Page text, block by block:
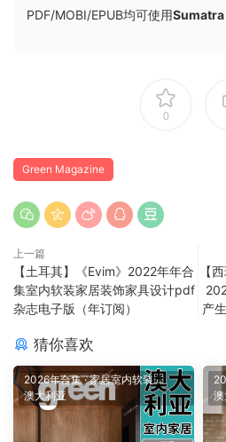
PDF/MOBI/EPUB均可使用Sumatra
0
Green Magazine
上一篇
【土耳其】《Evim》2022年年合
集室内软装家居装饰家具设计pdf
杂志电子版（年订阅）
【
产
猜你喜欢
2026年合集·家居室内软装·
澳大利亚